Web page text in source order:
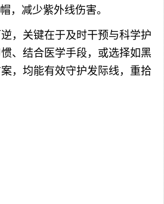
，减少紫外线伤害。
，关键在于及时干预与科学护
、结合医学手段，或选择如黑
，均能有效守护发际线，重拾